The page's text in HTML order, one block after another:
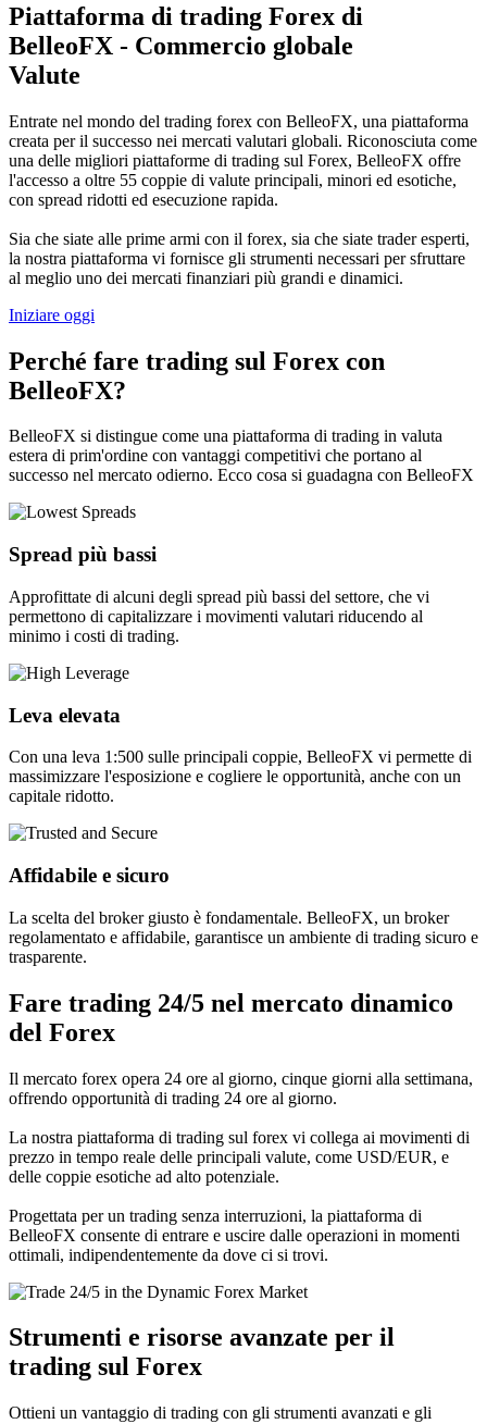
Piattaforma di trading Forex di
BelleoFX - Commercio globale
Valute
Entrate nel mondo del trading forex con BelleoFX, una piattaforma
creata per il successo nei mercati valutari globali. Riconosciuta come
una delle migliori piattaforme di trading sul Forex, BelleoFX offre
l'accesso a oltre 55 coppie di valute principali, minori ed esotiche,
con spread ridotti ed esecuzione rapida.
Sia che siate alle prime armi con il forex, sia che siate trader esperti,
la nostra piattaforma vi fornisce gli strumenti necessari per sfruttare
al meglio uno dei mercati finanziari più grandi e dinamici.
Iniziare oggi
Perché fare trading sul Forex con
BelleoFX?
BelleoFX si distingue come una piattaforma di trading in valuta
estera di prim'ordine con vantaggi competitivi che portano al
successo nel mercato odierno. Ecco cosa si guadagna con BelleoFX
Spread più bassi
Approfittate di alcuni degli spread più bassi del settore, che vi
permettono di capitalizzare i movimenti valutari riducendo al
minimo i costi di trading.
Leva elevata
Con una leva 1:500 sulle principali coppie, BelleoFX vi permette di
massimizzare l'esposizione e cogliere le opportunità, anche con un
capitale ridotto.
Affidabile e sicuro
La scelta del broker giusto è fondamentale. BelleoFX, un broker
regolamentato e affidabile, garantisce un ambiente di trading sicuro e
trasparente.
Fare trading 24/5 nel mercato dinamico
del Forex
Il mercato forex opera 24 ore al giorno, cinque giorni alla settimana,
offrendo opportunità di trading 24 ore al giorno.
La nostra piattaforma di trading sul forex vi collega ai movimenti di
prezzo in tempo reale delle principali valute, come USD/EUR, e
delle coppie esotiche ad alto potenziale.
Progettata per un trading senza interruzioni, la piattaforma di
BelleoFX consente di entrare e uscire dalle operazioni in momenti
ottimali, indipendentemente da dove ci si trovi.
Strumenti e risorse avanzate per il
trading sul Forex
Ottieni un vantaggio di trading con gli strumenti avanzati e gli